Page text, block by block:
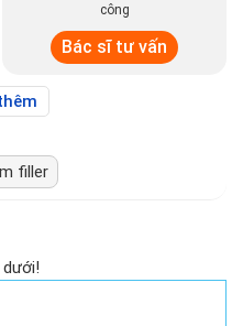
công
Bác sĩ tư vấn
filler
dưới!